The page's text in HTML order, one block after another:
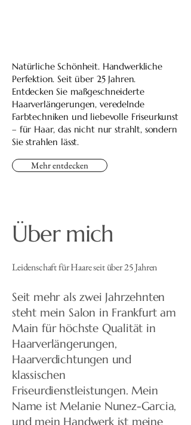
Natürliche Schönheit. Handwerkliche
Perfektion. Seit über 25 Jahren.
Entdecken Sie maßgeschneiderte
Haarverlängerungen, veredelnde
Farbtechniken und liebevolle Friseurkunst
– für Haar, das nicht nur strahlt, sondern
Sie strahlen lässt.
Mehr entdecken
Über mich
Leidenschaft für Haare seit über 25 Jahren
Seit mehr als zwei Jahrzehnten
steht mein Salon in Frankfurt am
Main für höchste Qualität in
Haarverlängerungen,
Haarverdichtungen und
klassischen
Friseurdienstleistungen. Mein
Name ist Melanie Nunez-Garcia,
und mein Handwerk ist meine